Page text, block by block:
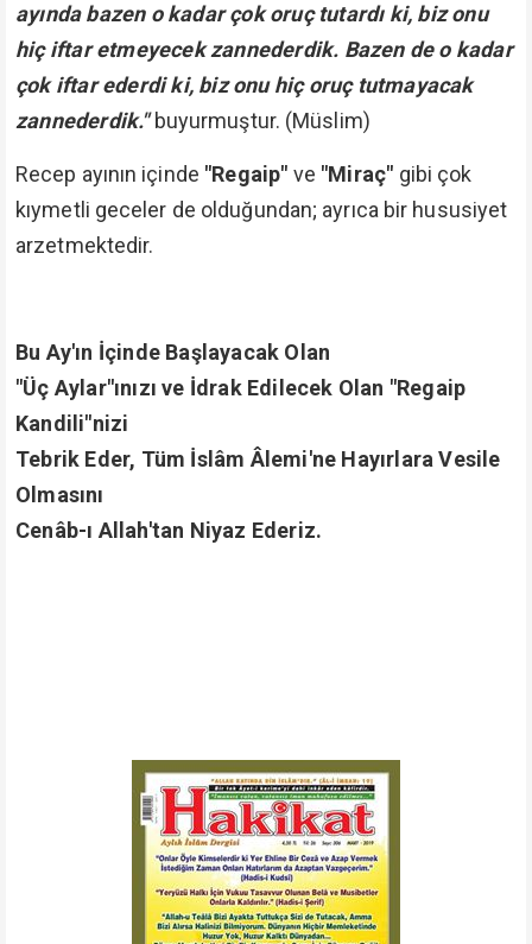
ayında bazen o kadar çok oruç tutardı ki, biz onu
hiç iftar etmeyecek zannederdik. Bazen de o kadar
çok iftar ederdi ki, biz onu hiç oruç tutmayacak
zannederdik."buyurmuştur. (Müslim)
Recep ayının içinde "Regaip" ve "Miraç" gibi çok
kıymetli geceler de olduğundan; ayrıca bir hususiyet
arzetmektedir.
Bu Ay'ın İçinde Başlayacak Olan
"Üç Aylar"ınızı ve İdrak Edilecek Olan "Regaip
Kandili"nizi
Tebrik Eder, Tüm İslâm Âlemi'ne Hayırlara Vesile
Olmasını
Cenâb-ı Allah'tan Niyaz Ederiz.